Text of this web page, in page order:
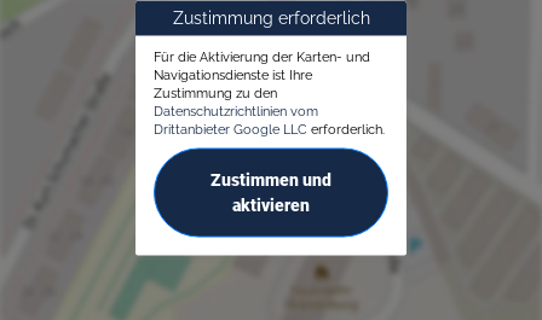
Zustimmung erforderlich
Für die Aktivierung der Karten- und
Navigationsdienste ist Ihre
Zustimmung zu den
Datenschutzrichtlinien vom
Drittanbieter Google LLC erforderlich.
Zustimmen und
aktivieren